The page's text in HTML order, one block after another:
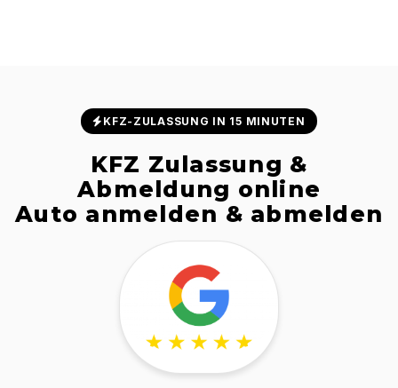
KFZ-ZULASSUNG IN 15 MINUTEN
KFZ Zulassung &
Abmeldung online
Auto anmelden & abmelden